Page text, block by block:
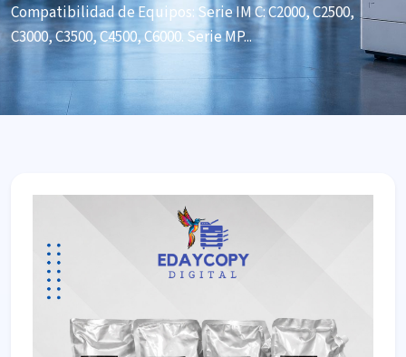
Compatibilidad de Equipos: Serie IM C: C2000, C2500,
C3000, C3500, C4500, C6000. Serie MP...